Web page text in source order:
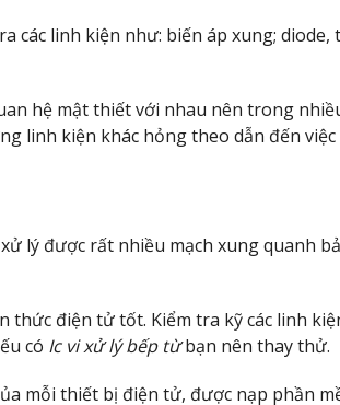
các linh kiện như: biến áp xung;
hệ mật thiết với nhau nên trong
linh kiện khác hỏng theo dẫn đến việc
lý được rất nhiều mạch xung quanh
thức điện tử tốt. Kiểm tra kỹ các linh
có Ic vi xử lý bếp từbạn nên thay thử.
mỗi thiết bị điện tử, được nạp phần